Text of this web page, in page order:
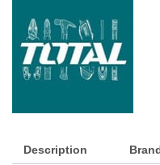
Description